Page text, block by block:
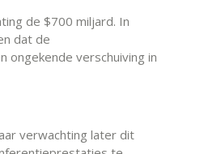
de $700 miljard. In
dat de
verschuiving in
verwachting later dit